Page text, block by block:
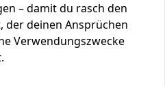
– damit du rasch den
der deinen Ansprüchen
Verwendungszwecke